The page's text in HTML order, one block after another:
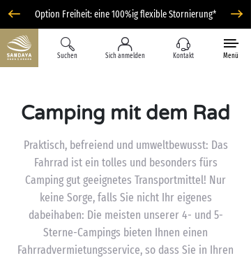
Option Freiheit: eine 100%ig flexible Stornierung*
Suchen Sich anmelden Kontakt Menü
Camping mit dem Rad
Praktisch, befreiend und umweltbewusst: Das
Fahrrad ist ein tolles und besonders fürs
Camping gut geeignetes Transportmittel! Nur
keine Sorge, falls Sie nicht Ihr eigenes
dabeihaben: Die meisten unserer 4- und 5-
Sterne-Campings bieten Ihnen einen
Fahrradvermietungsservice, so dass Sie in Ihren